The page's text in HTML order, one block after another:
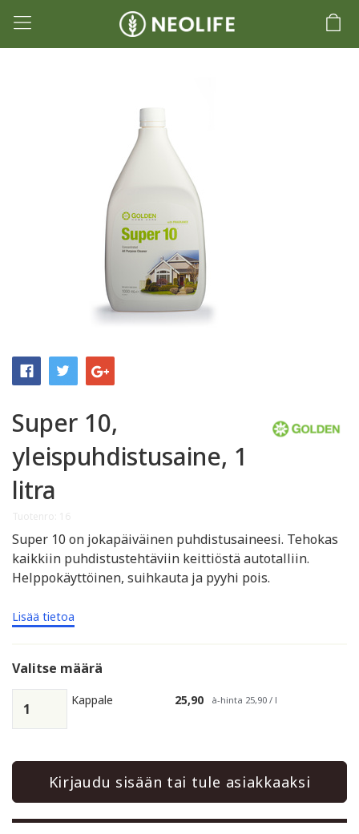
Super 10,
yleispuhdistusaine, 1
litra
Super 10 on jokapäiväinen puhdistusaineesi. Tehokas
kaikkiin puhdistustehtäviin keittiöstä autotalliin.
Helppokäyttöinen, suihkauta ja pyyhi pois.
Lisää tietoa
Valitse määrä
Kappale 25,90 à-hinta 25,90 / l
Kirjaudu sisään tai tule asiakkaaksi